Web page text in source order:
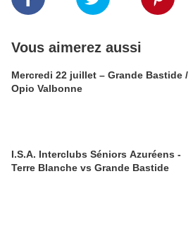
Vous aimerez aussi
Mercredi 22 juillet – Grande Bastide /
Opio Valbonne
I.S.A. Interclubs Séniors Azuréens -
Terre Blanche vs Grande Bastide